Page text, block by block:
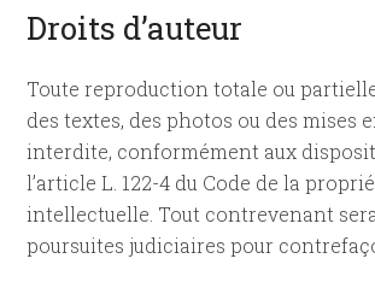
Droits d’auteur
Toute reproduction totale ou
des textes, des photos ou des mises
interdite, conformément aux
l’article L. 122-4 du Code de la
intellectuelle. Tout contrevenant
poursuites judiciaires pour